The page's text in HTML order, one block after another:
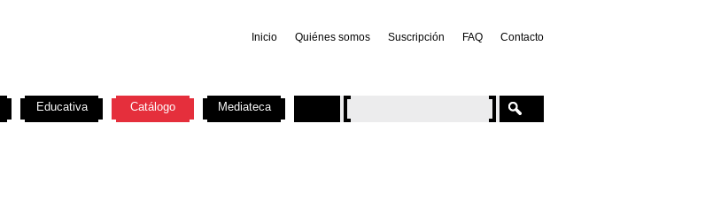
Inicio Quiénes somos Suscripción FAQ Contacto
Educativa Catálogo Mediateca